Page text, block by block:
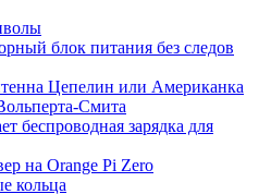
блок питания без следов
Цепелин или Американка
Смита
беспроводная зарядка для
на Orange Pi Zero
кольца